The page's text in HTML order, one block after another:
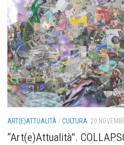
ART(E)ATTUALITÀ/CULTURA 20
“Art(e)Attualità”.